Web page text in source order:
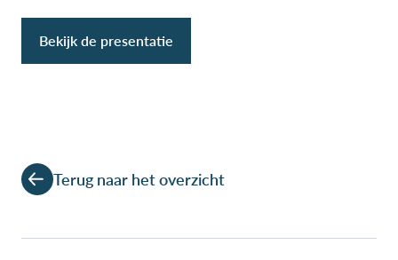
Bekijk de presentatie
Terug naar het overzicht